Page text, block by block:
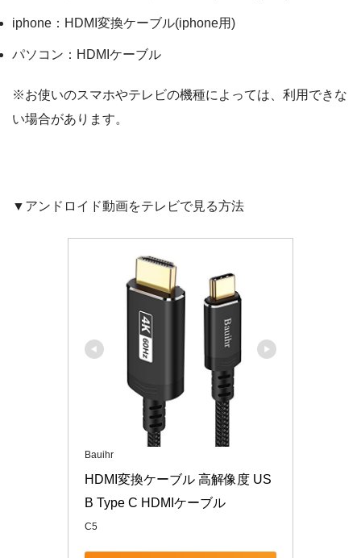
iphone：HDMI変換ケーブル(iphone用)
パソコン：HDMIケーブル
※お使いのスマホやテレビの機種によっては、利用できな
い場合があります。
▼アンドロイド動画をテレビで見る方法
Bauihr
HDMI変換ケーブル 高解像度 US
B Type C HDMIケーブル
C5